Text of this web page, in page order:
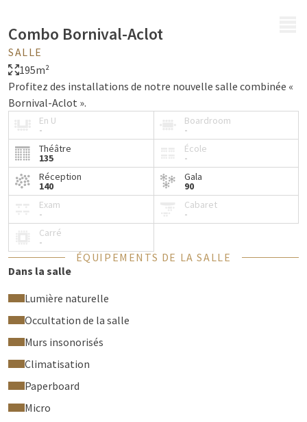
Combo Bornival-Aclot
SALLE
195m²
Profitez des installations de notre nouvelle salle combinée «
Bornival-Aclot ».
En U
-
Boardroom
-
Théâtre
135
École
-
Réception
140
Gala
90
Exam
-
Cabaret
-
Carré
-
ÉQUIPEMENTS DE LA SALLE
Dans la salle
Lumière naturelle
Occultation de la salle
Murs insonorisés
Climatisation
Paperboard
Micro